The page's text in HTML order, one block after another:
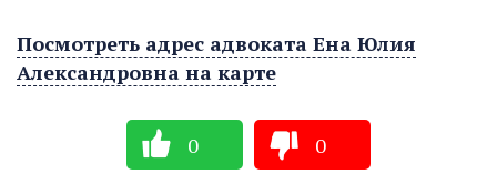
Посмотреть адрес адвоката Ена Юлия
Александровна на карте
0 0